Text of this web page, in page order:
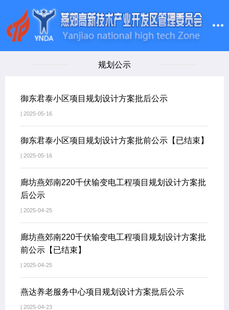
规划公示
御东君泰小区项目规划设计方案批后公示
| 2025-05-16
御东君泰小区项目规划设计方案批前公示【已结束】
| 2025-05-16
廊坊燕郊南220千伏输变电工程项目规划设计方案批
后公示
| 2025-04-25
廊坊燕郊南220千伏输变电工程项目规划设计方案批
前公示【已结束】
| 2025-04-25
燕达养老服务中心项目规划设计方案批后公示
| 2025-04-23